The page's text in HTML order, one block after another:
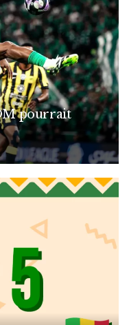
pourrait